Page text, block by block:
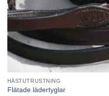
HÄSTUTRUSTNING
Flätade lädertyglar